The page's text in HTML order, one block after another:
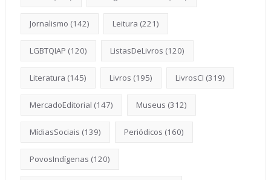
Jornalismo (142) Leitura (221)
LGBTQIAP (120) ListasDeLivros (120)
Literatura (145) Livros (195) LivrosCI (319)
MercadoEditorial (147) Museus (312)
MídiasSociais (139) Periódicos (160)
PovosIndígenas (120)